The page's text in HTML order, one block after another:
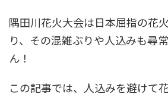
隅田川花火大会は日本屈指の花
り、その混雑ぶりや人込みも尋
ん！
この記事では、人込みを避けて